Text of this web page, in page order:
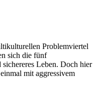
Problemviertel
sich die fünf
Leben. Doch hier
mit aggressivem